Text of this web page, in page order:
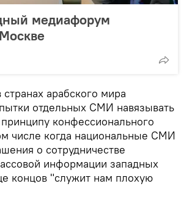
медиафорум
арабского мира
отдельных СМИ навязывать
конфессионального
числе когда национальные СМИ
о сотрудничестве
информации западных
концов "служит нам плохую